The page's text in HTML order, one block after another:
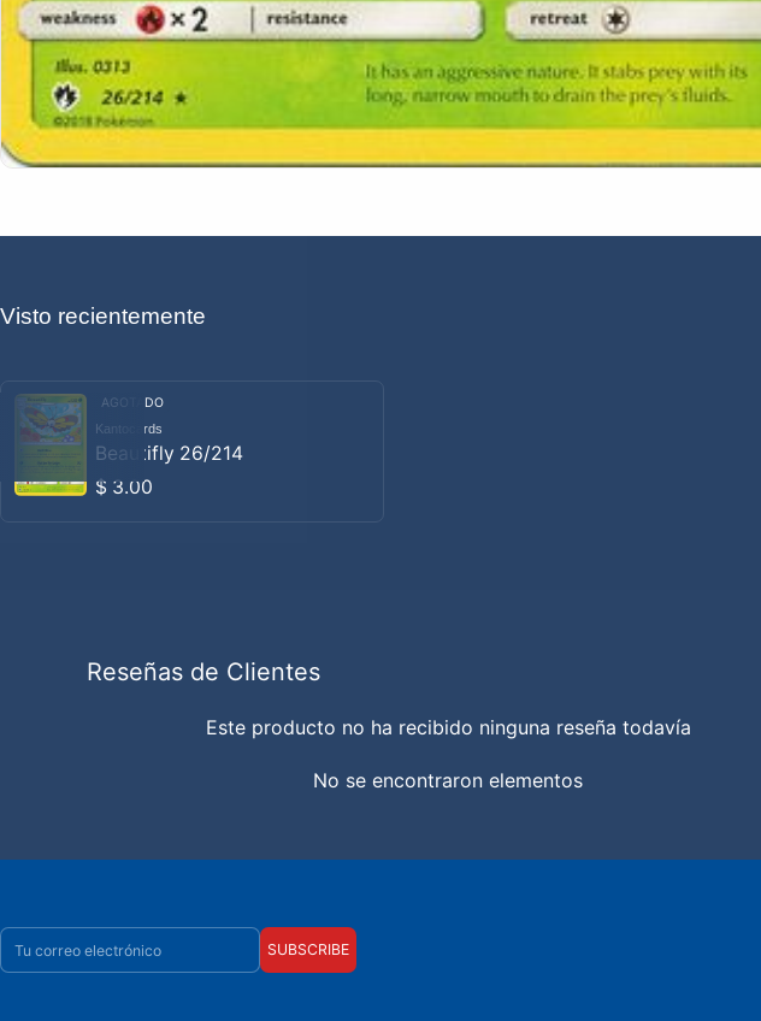
Visto recientemente
AGOTADO
Proveedor:
Kantocards
Beautifly 26/214
Precio habitual
$ 3.00
Reseñas de Clientes
Este producto no ha recibido ninguna reseña todavía
No se encontraron elementos
Correo electrónico
SUBSCRIBE